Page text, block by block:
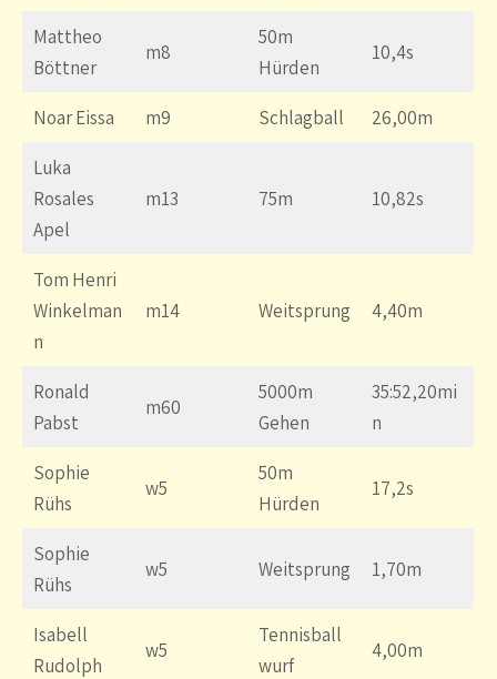
Mattheo
Böttner
m8
50m
Hürden
10,4s
Noar Eissa m9 Schlagball 26,00m
Luka
Rosales
Apel
m13 75m 10,82s
Tom Henri
Winkelman
n
m14 Weitsprung 4,40m
Ronald
Pabst
m60
5000m
Gehen
35:52,20mi
n
Sophie
Rühs
w5
50m
Hürden
17,2s
Sophie
Rühs
w5 Weitsprung 1,70m
Isabell
Rudolph
w5
Tennisball
wurf
4,00m